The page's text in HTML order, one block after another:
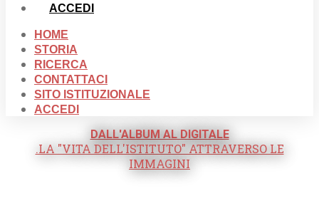
ACCEDI
HOME
STORIA
RICERCA
CONTATTACI
SITO ISTITUZIONALE
ACCEDI
DALL'ALBUM AL DIGITALE
.LA "VITA DELL'ISTITUTO" ATTRAVERSO LE
IMMAGINI